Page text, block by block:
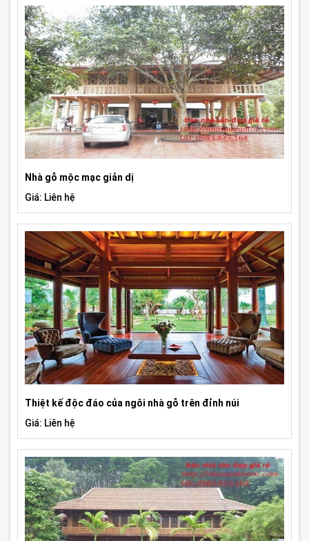
Nhà gỗ mộc mạc giản dị
Giá: Liên hệ
Thiệt kế độc đáo của ngôi nhà gỗ trên đỉnh núi
Giá: Liên hệ